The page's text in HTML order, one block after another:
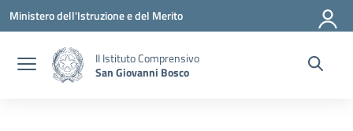
Vai ai contenuti
Vai al menu di navigazione
Vai al footer
Ministero dell'Istruzione e del Merito
II Istituto Comprensivo
San Giovanni Bosco